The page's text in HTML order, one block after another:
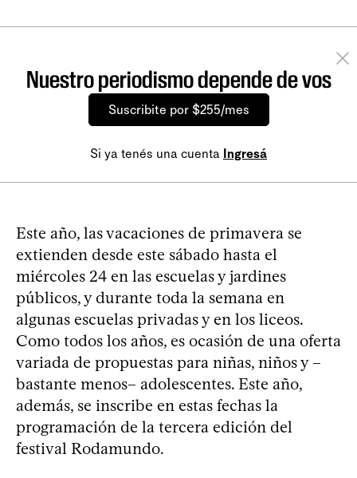
Nuestro periodismo depende de vos
Suscribite por $255/mes
Si ya tenés una cuenta Ingresá
Este año, las vacaciones de primavera se
extienden desde este sábado hasta el
miércoles 24 en las escuelas y jardines
públicos, y durante toda la semana en
algunas escuelas privadas y en los liceos.
Como todos los años, es ocasión de una oferta
variada de propuestas para niñas, niños y –
bastante menos– adolescentes. Este año,
además, se inscribe en estas fechas la
programación de la tercera edición del
festival Rodamundo.